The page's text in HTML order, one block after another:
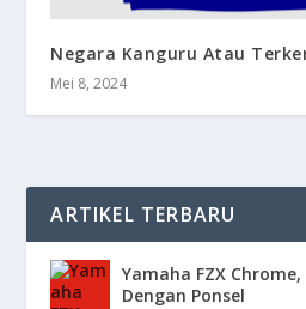
Negara Kanguru Atau
Mei 8, 2024
ARTIKEL TERBARU
Yamaha FZX
Dengan Ponsel